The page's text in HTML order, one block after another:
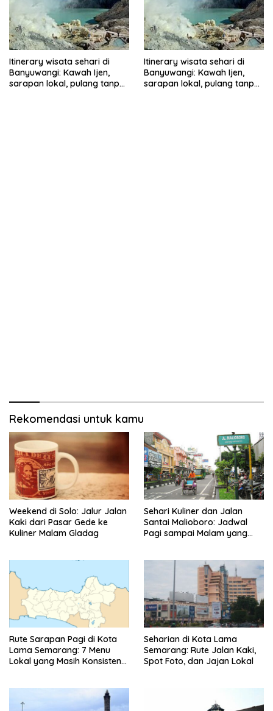
Itinerary wisata sehari di
Banyuwangi: Kawah Ijen,
sarapan lokal, pulang tanpa
Itinerary wisata sehari di
Banyuwangi: Kawah Ijen,
sarapan lokal, pulang tanpa
Rekomendasi untuk kamu
Weekend di Solo: Jalur Jalan
Kaki dari Pasar Gede ke
Kuliner Malam Gladag
Sehari Kuliner dan Jalan
Santai Malioboro: Jadwal
Pagi sampai Malam yang
Rute Sarapan Pagi di Kota
Lama Semarang: 7 Menu
Lokal yang Masih Konsisten
Seharian di Kota Lama
Semarang: Rute Jalan Kaki,
Spot Foto, dan Jajan Lokal